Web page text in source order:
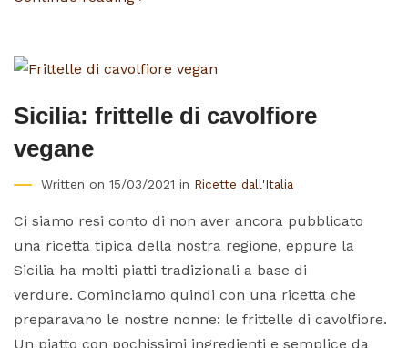
Sicilia: frittelle di cavolfiore
vegane
Written on 15/03/2021 in Ricette dall'Italia
Ci siamo resi conto di non aver ancora pubblicato
una ricetta tipica della nostra regione, eppure la
Sicilia ha molti piatti tradizionali a base di
verdure. Cominciamo quindi con una ricetta che
preparavano le nostre nonne: le frittelle di cavolfiore.
Un piatto con pochissimi ingredienti e semplice da